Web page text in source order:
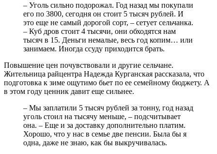
– Уголь сильно подорожал. Год назад мы покупали
его по 3800, сегодня он стоит 5 тысяч рублей. И
это еще не самый дорогой сорт, – сетует сельчанка.
– Куб дров стоит 4 тысячи, они обходятся нам
тысяч в 15. Деньги немалые, весь год копим… или
занимаем. Иногда ссуду приходится брать.
Повышение цен почувствовали и другие сельчане.
Жительница райцентра Надежда Курганская рассказала, что
подготовка к зиме ощутимо бьет по ее семейному бюджету. А
в этом году ценник давит еще сильнее.
– Мы заплатили 5 тысяч рублей за тонну, год назад
уголь стоил на тысячу меньше, – подсчитывает
она. – Еще и за доставку дополнительно платим.
Хорошо, что у нас в семье две пенсии. Была бы я
одна, даже не знаю, как бы выкручивалась.